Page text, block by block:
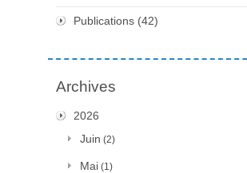
Publications (42)
Archives
2026
Juin (2)
Mai (1)